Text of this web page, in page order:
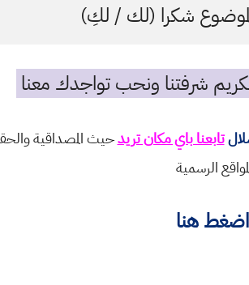
شكرا (لك / لكِ)
شرفتنا ونحب تواجدك معنا
تابعنا باي مكان تريدحيث المصداقية
الرسمية
اضغط هنا